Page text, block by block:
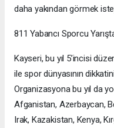
daha yakından görmek
811 Yabancı Sporcu
Kayseri, bu yıl 5’incisi
ile spor dünyasının
Organizasyona bu yıl da
Afganistan, Azerbaycan,
Irak, Kazakistan, Kenya,